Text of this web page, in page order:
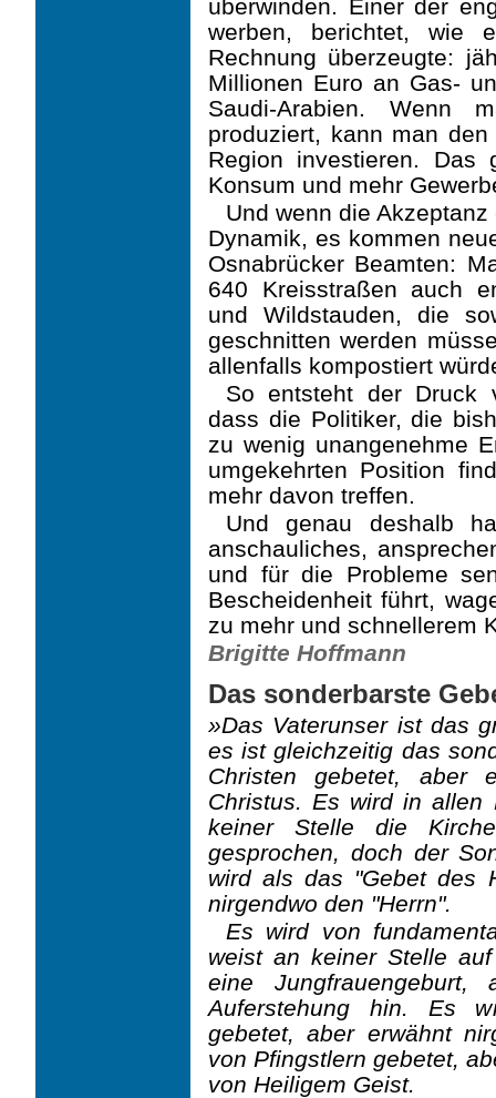
überwinden. Einer der
werben, berichtet, wie
Rechnung überzeugte:
Millionen Euro an Gas-
Saudi-Arabien. Wenn
produziert, kann man
Region investieren. Das
Konsum und mehr
Und wenn die
Dynamik, es kommen
Osnabrücker Beamten:
640 Kreisstraßen auch
und Wildstauden, die
geschnitten werden
allenfalls kompostiert
So entsteht der Druck
dass die Politiker, die
zu wenig unangenehme
umgekehrten Position
mehr davon treffen.
Und genau deshalb
anschauliches,
und für die Probleme
Bescheidenheit führt,
zu mehr und schnellerem
Brigitte Hoffmann
Das sonderbarste
»Das Vaterunser ist das
es ist gleichzeitig das
Christen gebetet, aber
Christus. Es wird in allen
keiner Stelle die
gesprochen, doch der
wird als das "Gebet des
nirgendwo den "Herrn".
Es wird von
weist an keiner Stelle
eine Jungfrauengeburt,
Auferstehung hin. Es
gebetet, aber erwähnt
von Pfingstlern gebetet,
von Heiligem Geist.